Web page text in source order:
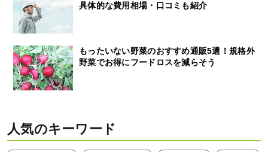
具体的な費用相場・口コミも紹介
もったいない野菜のおすすめ通販5選！規格外
野菜でお得にフードロスを減らそう
人気のキーワード